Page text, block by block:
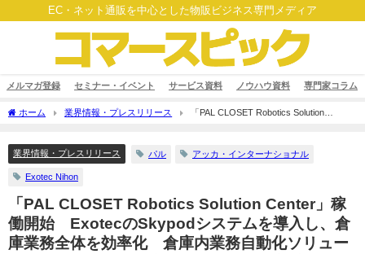
EC・ネット通販を中心とした物販ビジネス専門メディア
メルマガ登録 セミナー・イベント サービス資料 ノウハウ資料 専門家コラム
ホーム 業界情報・プレスリリース
「PAL CLOSET Robotics Solution
業界情報・プレスリリース
パル アッカ・インターナショナル
Exotec Nihon
「PAL CLOSET Robotics Solution Center」稼
働開始 ExotecのSkypodシステムを導入し、倉
庫業務全体を効率化 倉庫内業務自動化ソリュー